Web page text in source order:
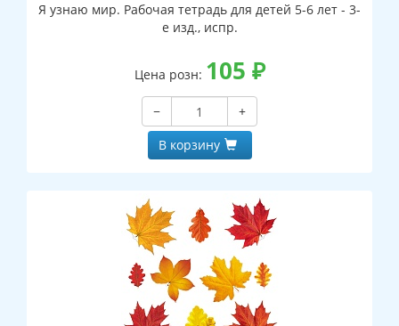
Я узнаю мир. Рабочая тетрадь для детей 5-6 лет - 3-
е изд., испр.
Цена розн: 105 ₽
−
+
В корзину